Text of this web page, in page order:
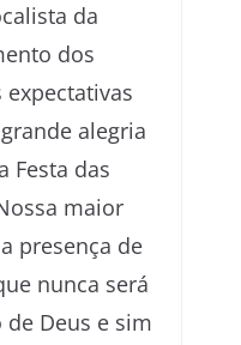
da
dos
expectativas
alegria
Festa das
maior
presença de
nunca será
Deus e sim